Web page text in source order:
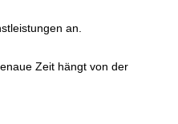
an.
Zeit hängt von der